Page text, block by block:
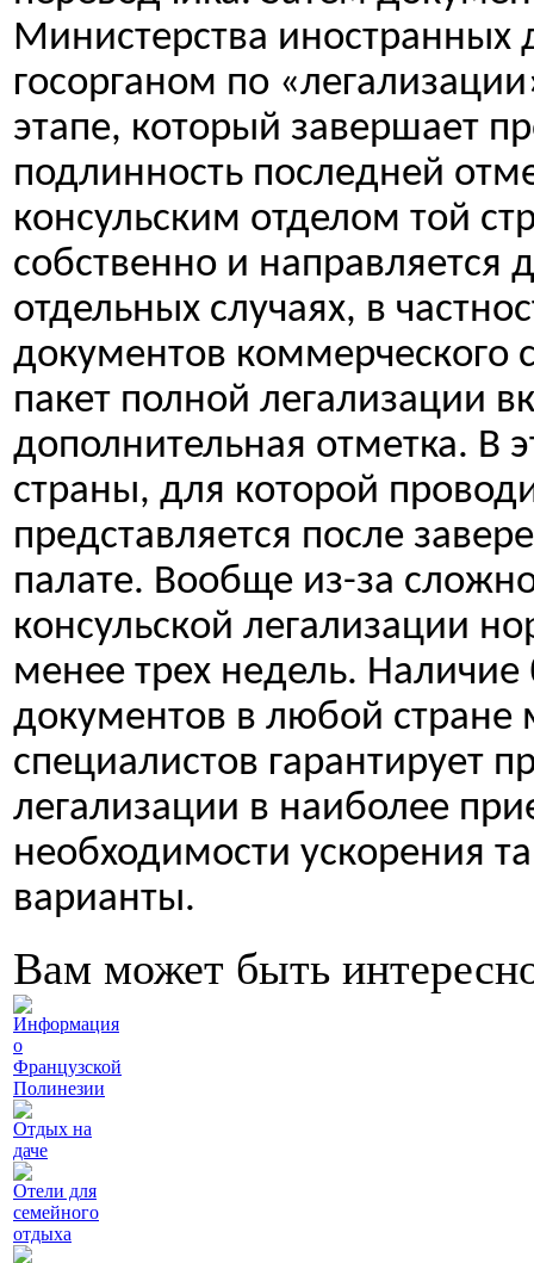
Министерства иностранных
госорганом по
этапе, который завершает
подлинность последней
консульским отделом той
собственно и направляется
отдельных случаях, в
документов коммерческого
пакет полной легализации
дополнительная отметка. В
страны, для которой
представляется после
палате. Вообще из-за
консульской легализации
менее трех недель.
документов в любой стране
специалистов гарантирует
легализации в наиболее
необходимости ускорения
варианты.
Вам может быть
Информация
о
Французской
Полинезии
Отдых на
даче
Отели для
семейного
отдыха